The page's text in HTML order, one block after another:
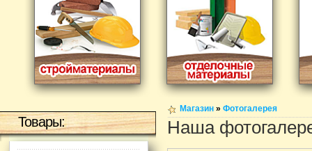
Магазин » Фотогалерея
Наша
Товары: